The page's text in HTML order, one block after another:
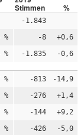
Stimmen
%
-1.843
-8 +0,6 %
-1.835 -0,6 %
-813 -14,9 %
-276 +1,4 %
-144 +9,2 %
-426 -5,0 %